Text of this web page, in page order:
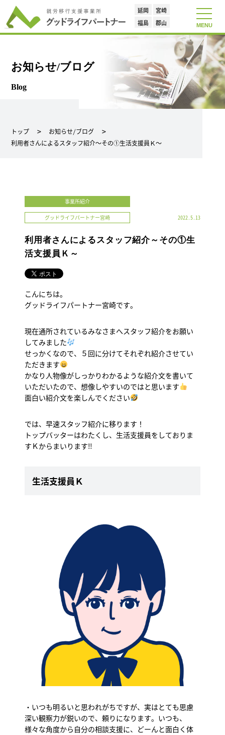
延岡
宮崎
福島
郡山
toggle
MENU
お知らせ/ブログ
Blog
トップ
お知らせ/ブログ
利用者さんによるスタッフ紹介～その①生活支援員Ｋ～
事業所紹介
グッドライフパートナー宮崎 2022.5.13
利用者さんによるスタッフ紹介～その①生
活支援員Ｋ～
こんにちは。
グッドライフパートナー宮崎です。
現在通所されているみなさまへスタッフ紹介をお願い
してみました
せっかくなので、５回に分けてそれぞれ紹介させてい
ただきます
かなり人物像がしっかりわかるような紹介文を書いて
いただいたので、想像しやすいのではと思います
面白い紹介文を楽しんでください
では、早速スタッフ紹介に移ります！
トップバッターはわたくし、生活支援員をしておりま
すＫからまいります‼
生活支援員Ｋ
・いつも明るいと思われがちですが、実はとても思慮
深い観察力が鋭いので、頼りになります。いつも、
様々な角度から自分の相談支援に、どーんと面白く体